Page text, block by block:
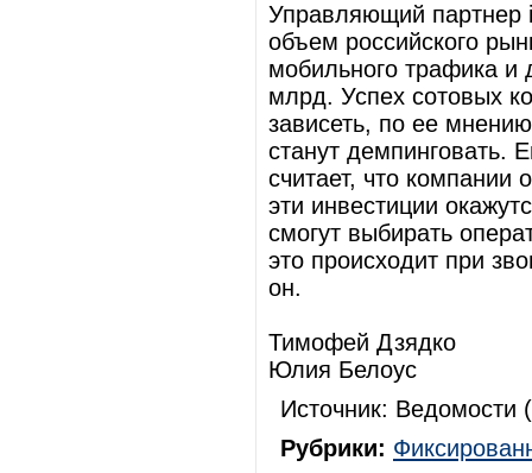
Управляющий партнер
объем российского
мобильного трафика и
млрд. Успех сотовых
зависеть, по ее
станут демпинговать.
считает, что компании
эти инвестиции
смогут выбирать
это происходит при
он.
Тимофей Дзядко
Юлия Белоус
Источник: Ведомости (
Рубрики: